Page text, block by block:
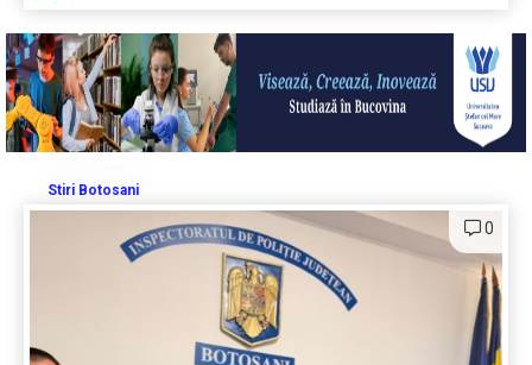
Stiri Botosani
0